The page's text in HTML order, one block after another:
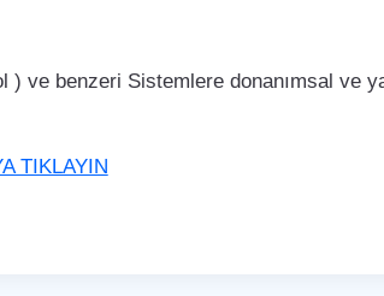
ve benzeri Sistemlere donanımsal ve
TIKLAYIN